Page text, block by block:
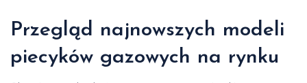
Przegląd najnowszych modeli
piecyków gazowych na rynku